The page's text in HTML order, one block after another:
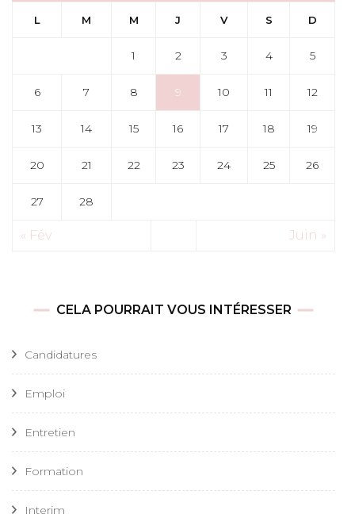
L M M J V S D
1 2 3 4 5
6 7 8 9 10 11 12
13 14 15 16 17 18 19
20 21 22 23 24 25 26
27 28
« Fév Juin »
CELA POURRAIT VOUS INTÉRESSER
Candidatures
Emploi
Entretien
Formation
Interim